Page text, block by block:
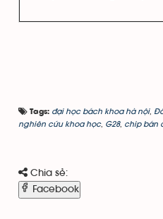
Tags: đại học bách khoa hà nội,
nghiên cứu khoa học, G28, chip bán
Chia sẻ:
Facebook